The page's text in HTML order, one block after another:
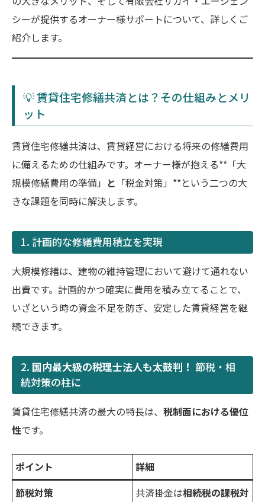
シーが提供するオーナー様サポートについて、詳しくご
紹介します。
💡 賃貸住宅修繕共済とは？その仕組みとメリ
ット
賃貸住宅修繕共済は、賃貸経営における将来の修繕費用
に備えるための仕組みです。オーナー様が抱える**「大
規模修繕費用の準備」 と 「税金対策」**という二つの大
きな課題を同時に解決します。
1. 計画的な修繕費用積立を実現
大規模修繕は、建物の維持管理において避けて通れない
出費です。計画的かつ確実に費用を積み立てることで、
いざという時の資金不足を防ぎ、安定した賃貸経営を継
続できます。
2. 国内最大級の税理士法人も太鼓判！ 節税・相
続対策の柱に
賃貸住宅修繕共済の最大の特長は、 税制面における優位
性です。
ポイント
詳細
節税対策
共済掛金は相続税の課税対